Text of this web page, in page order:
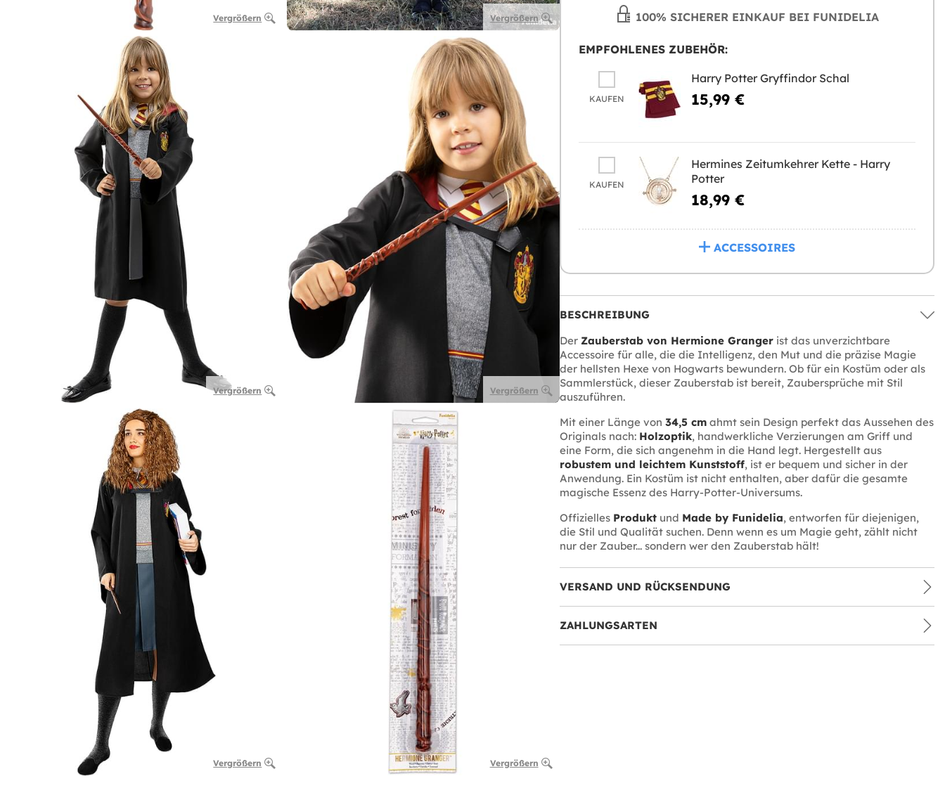
Vergrößern Vergrößern
Vergrößern Vergrößern
Vergrößern Vergrößern
100% SICHERER EINKAUF BEI FUNIDELIA
EMPFOHLENES ZUBEHÖR:
KAUFEN
Harry Potter Gryffindor Schal
15,99 €
KAUFEN
Hermines Zeitumkehrer Kette - Harry
Potter
18,99 €
ACCESSOIRES
BESCHREIBUNG
Der Zauberstab von Hermione Grangerist das unverzichtbare
Accessoire für alle, die die Intelligenz, den Mut und die präzise Magie
der hellsten Hexe von Hogwarts bewundern. Ob für ein Kostüm oder als
Sammlerstück, dieser Zauberstab ist bereit, Zaubersprüche mit Stil
auszuführen.
Mit einer Länge von 34,5 cmahmt sein Design perfekt das Aussehen des
Originals nach: Holzoptik, handwerkliche Verzierungen am Griff und
eine Form, die sich angenehm in die Hand legt. Hergestellt aus
robustem und leichtem Kunststoff, ist er bequem und sicher in der
Anwendung. Ein Kostüm ist nicht enthalten, aber dafür die gesamte
magische Essenz des Harry-Potter-Universums.
Offizielles Produktund Made by Funidelia, entworfen für diejenigen,
die Stil und Qualität suchen. Denn wenn es um Magie geht, zählt nicht
nur der Zauber... sondern wer den Zauberstab hält!
VERSAND UND RÜCKSENDUNG
ZAHLUNGSARTEN